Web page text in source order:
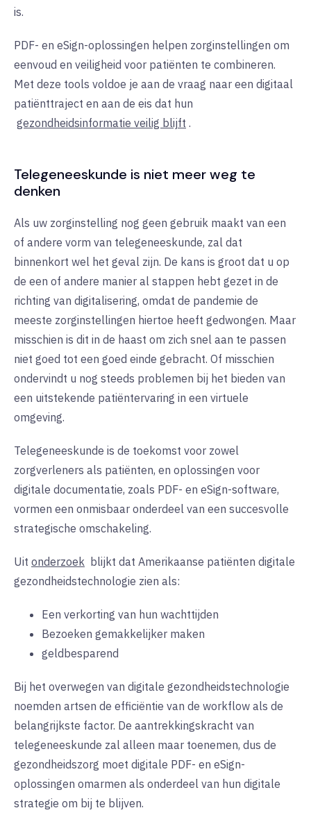
is.
PDF- en eSign-oplossingen helpen zorginstellingen om
eenvoud en veiligheid voor patiënten te combineren.
Met deze tools voldoe je aan de vraag naar een digitaal
patiënttraject en aan de eis dat hun
gezondheidsinformatie veilig blijft .
Telegeneeskunde is niet meer weg te
denken
Als uw zorginstelling nog geen gebruik maakt van een
of andere vorm van telegeneeskunde, zal dat
binnenkort wel het geval zijn. De kans is groot dat u op
de een of andere manier al stappen hebt gezet in de
richting van digitalisering, omdat de pandemie de
meeste zorginstellingen hiertoe heeft gedwongen. Maar
misschien is dit in de haast om zich snel aan te passen
niet goed tot een goed einde gebracht. Of misschien
ondervindt u nog steeds problemen bij het bieden van
een uitstekende patiëntervaring in een virtuele
omgeving.
Telegeneeskunde is de toekomst voor zowel
zorgverleners als patiënten, en oplossingen voor
digitale documentatie, zoals PDF- en eSign-software,
vormen een onmisbaar onderdeel van een succesvolle
strategische omschakeling.
Uit onderzoek blijkt dat Amerikaanse patiënten digitale
gezondheidstechnologie zien als:
Een verkorting van hun wachttijden
Bezoeken gemakkelijker maken
geldbesparend
Bij het overwegen van digitale gezondheidstechnologie
noemden artsen de efficiëntie van de workflow als de
belangrijkste factor. De aantrekkingskracht van
telegeneeskunde zal alleen maar toenemen, dus de
gezondheidszorg moet digitale PDF- en eSign-
oplossingen omarmen als onderdeel van hun digitale
strategie om bij te blijven.